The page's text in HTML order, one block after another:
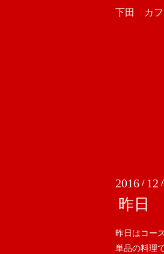
下田 カ
2016 / 12 /
昨日
昨日はコー
単品の料理